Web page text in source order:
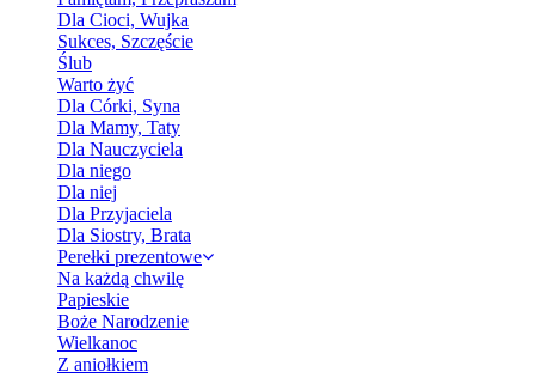
Dla Cioci, Wujka
Sukces, Szczęście
Ślub
Warto żyć
Dla Córki, Syna
Dla Mamy, Taty
Dla Nauczyciela
Dla niego
Dla niej
Dla Przyjaciela
Dla Siostry, Brata
Perełki prezentowe
Na każdą chwilę
Papieskie
Boże Narodzenie
Wielkanoc
Z aniołkiem